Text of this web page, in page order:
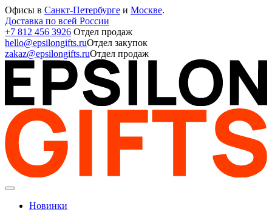
Офисы в Санкт-Петербурге и Москве.
Доставка по всей России
+7 812 456 3926 Отдел продаж
hello@epsilongifts.ruОтдел закупок
zakaz@epsilongifts.ruОтдел продаж
Новинки